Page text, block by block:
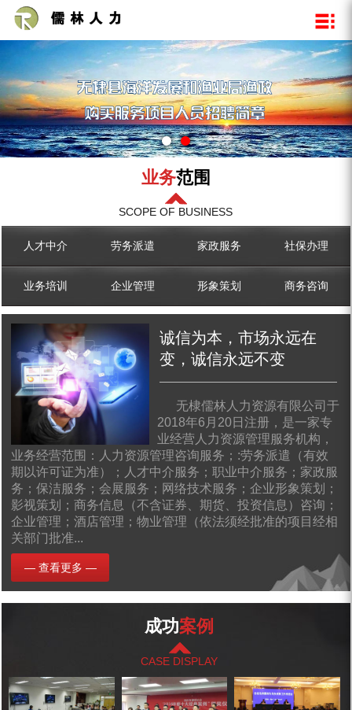
企业文化
资质荣誉
企业展示
公司新闻
行业动态
人才中介
​劳务派遣
家政服务
社保办理
业务培训
业务范围
SCOPE OF BUSINESS
人才中介 ​劳务派遣 家政服务 社保办理
业务培训 企业管理 形象策划 商务咨询
诚信为本，市场永远在
变，诚信永远不变
无棣儒林人力资源有限公司于
2018年6月20日注册，是一家专
业经营人力资源管理服务机构，
业务经营范围：人力资源管理咨询服务；:劳务派遣（有效
期以许可证为准）；人才中介服务；职业中介服务；家政服
务；保洁服务；会展服务；网络技术服务；企业形象策划；
影视策划；商务信息（不含证券、期货、投资信息）咨询；
企业管理；酒店管理；物业管理（依法须经批准的项目经相
关部门批准...
— 查看更多 —
成功案例
CASE DISPLAY